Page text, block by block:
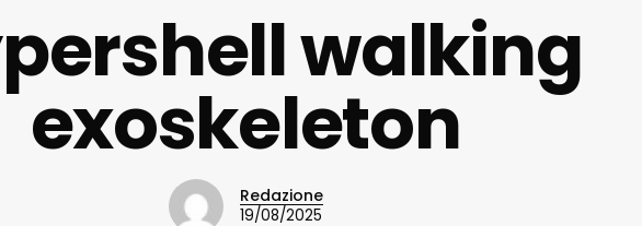
walking
exoskeleton
Redazione
19/08/2025